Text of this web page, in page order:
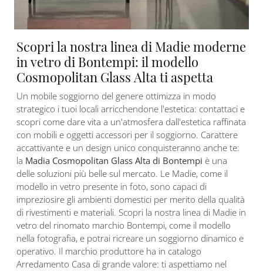
Scopri la nostra linea di Madie moderne
in vetro di Bontempi: il modello
Cosmopolitan Glass Alta ti aspetta
Un mobile soggiorno del genere ottimizza in modo
strategico i tuoi locali arricchendone l'estetica: contattaci e
scopri come dare vita a un'atmosfera dall'estetica raffinata
con mobili e oggetti accessori per il soggiorno. Carattere
accattivante e un design unico conquisteranno anche te:
la Madia Cosmopolitan Glass Alta di Bontempi è una
delle soluzioni più belle sul mercato. Le Madie, come il
modello in vetro presente in foto, sono capaci di
impreziosire gli ambienti domestici per merito della qualità
di rivestimenti e materiali. Scopri la nostra linea di Madie in
vetro del rinomato marchio Bontempi, come il modello
nella fotografia, e potrai ricreare un soggiorno dinamico e
operativo. Il marchio produttore ha in catalogo
Arredamento Casa di grande valore: ti aspettiamo nel